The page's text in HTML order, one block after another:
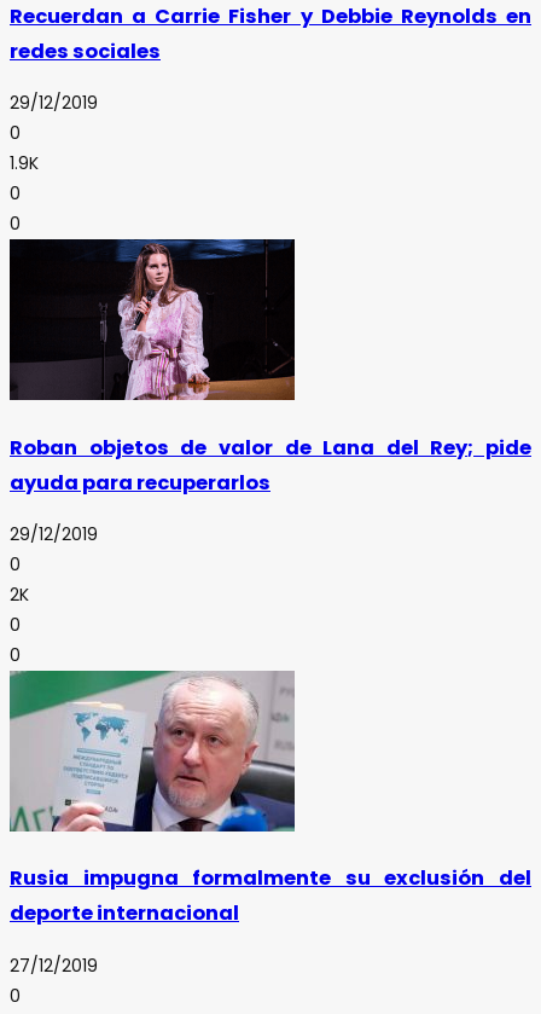
Recuerdan a Carrie Fisher y Debbie Reynolds en
redes sociales
29/12/2019
0
1.9K
0
0
Roban objetos de valor de Lana del Rey; pide
ayuda para recuperarlos
29/12/2019
0
2K
0
0
Rusia impugna formalmente su exclusión del
deporte internacional
27/12/2019
0